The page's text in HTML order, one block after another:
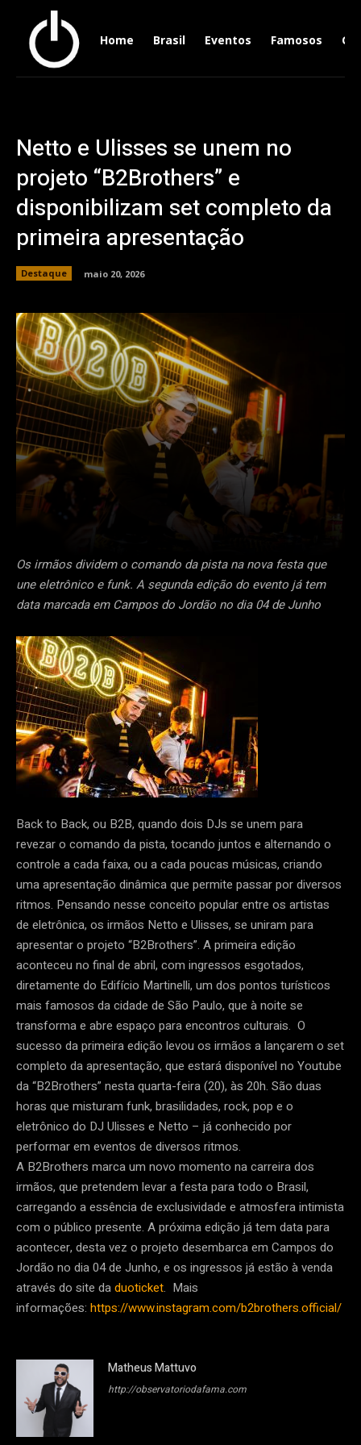
Home Brasil Eventos Famosos
Netto e Ulisses se unem no
projeto “B2Brothers” e
disponibilizam set completo da
primeira apresentação
Destaque maio 20, 2026
Os irmãos dividem o comando da pista na nova festa que
une eletrônico e funk. A segunda edição do evento já tem
data marcada em Campos do Jordão no dia 04 de Junho
Back to Back, ou B2B, quando dois DJs se unem para
revezar o comando da pista, tocando juntos e alternando o
controle a cada faixa, ou a cada poucas músicas, criando
uma apresentação dinâmica que permite passar por diversos
ritmos. Pensando nesse conceito popular entre os artistas
de eletrônica, os irmãos Netto e Ulisses, se uniram para
apresentar o projeto “B2Brothers”. A primeira edição
aconteceu no final de abril, com ingressos esgotados,
diretamente do Edifício Martinelli, um dos pontos turísticos
mais famosos da cidade de São Paulo, que à noite se
transforma e abre espaço para encontros culturais. O
sucesso da primeira edição levou os irmãos a lançarem o set
completo da apresentação, que estará disponível no Youtube
da “B2Brothers” nesta quarta-feira (20), às 20h. São duas
horas que misturam funk, brasilidades, rock, pop e o
eletrônico do DJ Ulisses e Netto – já conhecido por
performar em eventos de diversos ritmos.
A B2Brothers marca um novo momento na carreira dos
irmãos, que pretendem levar a festa para todo o Brasil,
carregando a essência de exclusividade e atmosfera intimista
com o público presente. A próxima edição já tem data para
acontecer, desta vez o projeto desembarca em Campos do
Jordão no dia 04 de Junho, e os ingressos já estão à venda
através do site daduoticket. Mais
informações: https://www.instagram.com/b2brothers.official/
Matheus Mattuvo
http://observatoriodafama.com